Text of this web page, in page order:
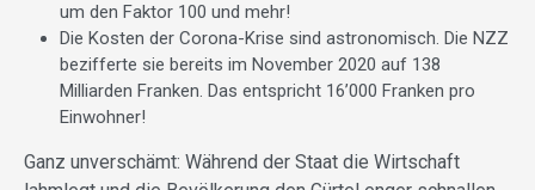
um den Faktor 100 und mehr!
Die Kosten der Corona-Krise sind astronomisch. Die NZZ
bezifferte sie bereits im November 2020 auf 138
Milliarden Franken. Das entspricht 16’000 Franken pro
Einwohner!
Ganz unverschämt: Während der Staat die Wirtschaft